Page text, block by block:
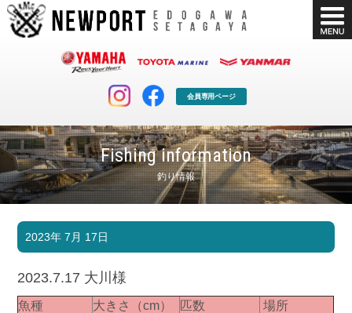
会員専用ページ
Fishing information
釣り情報
マリンクラブ
マリンライフを堪能したい！
ボート販売
ボート免許
長年の実績と信頼！
2023年 7月 17日
2023.7.17 大川様
魚種 大きさ（cm） 匹数
場所